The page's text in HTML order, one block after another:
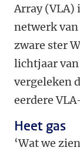
Array (VLA)
netwerk van
zware ster
lichtjaar van
vergeleken
eerdere
Heet gas
‘Wat we